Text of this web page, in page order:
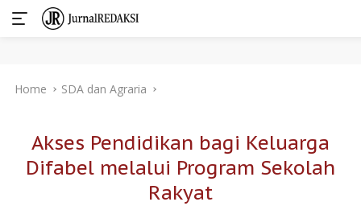
Home SDA dan Agraria
Akses Pendidikan bagi Keluarga
Difabel melalui Program Sekolah
Rakyat